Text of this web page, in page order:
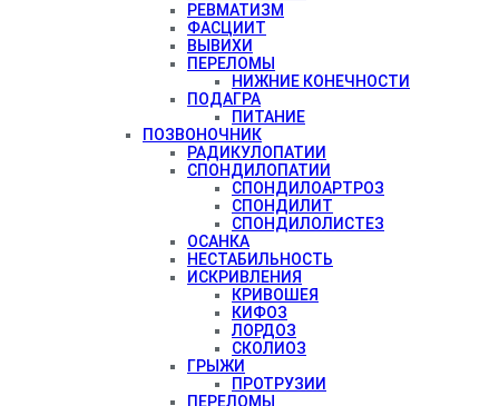
РЕВМАТИЗМ
ФАСЦИИТ
ВЫВИХИ
ПЕРЕЛОМЫ
НИЖНИЕ КОНЕЧНОСТИ
ПОДАГРА
ПИТАНИЕ
ПОЗВОНОЧНИК
РАДИКУЛОПАТИИ
СПОНДИЛОПАТИИ
СПОНДИЛОАРТРОЗ
СПОНДИЛИТ
СПОНДИЛОЛИСТЕЗ
ОСАНКА
НЕСТАБИЛЬНОСТЬ
ИСКРИВЛЕНИЯ
КРИВОШЕЯ
КИФОЗ
ЛОРДОЗ
СКОЛИОЗ
ГРЫЖИ
ПРОТРУЗИИ
ПЕРЕЛОМЫ